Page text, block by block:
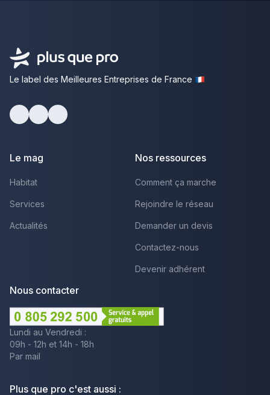
Le label des Meilleures Entreprises de France
Le mag
Habitat
Services
Actualités
Nos ressources
Comment ça marche
Rejoindre le réseau
Demander un devis
Contactez-nous
Devenir adhérent
Nous contacter
Lundi au Vendredi :
09h - 12h et 14h - 18h
Par mail
Plus que pro c'est aussi :